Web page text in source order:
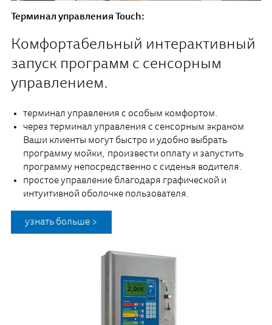
Терминал управления Touch:
Комфортабельный интерактивный
запуск программ с сенсорным
управлением.
терминал управления с особым комфортом.
через терминал управления с сенсорным экраном
Ваши клиенты могут быстро и удобно выбрать
программу мойки, произвести оплату и запустить
программу непосредственно с сиденья водителя.
простое управление благодаря графической и
интуитивной оболочке пользователя.
узнать больше >